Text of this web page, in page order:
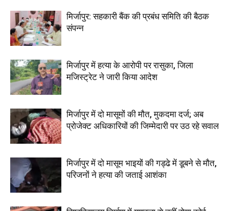
मिर्जापुर: सहकारी बैंक की प्रबंध समिति की बैठक
संपन्न
मिर्जापुर में हत्या के आरोपी पर रासुका, जिला
मजिस्ट्रेट ने जारी किया आदेश
मिर्जापुर में दो मासूमों की मौत, मुकदमा दर्ज; अब
प्रोजेक्ट अधिकारियों की जिम्मेदारी पर उठ रहे सवाल
मिर्जापुर में दो मासूम भाइयों की गड्ढे में डूबने से मौत,
परिजनों ने हत्या की जताई आशंका